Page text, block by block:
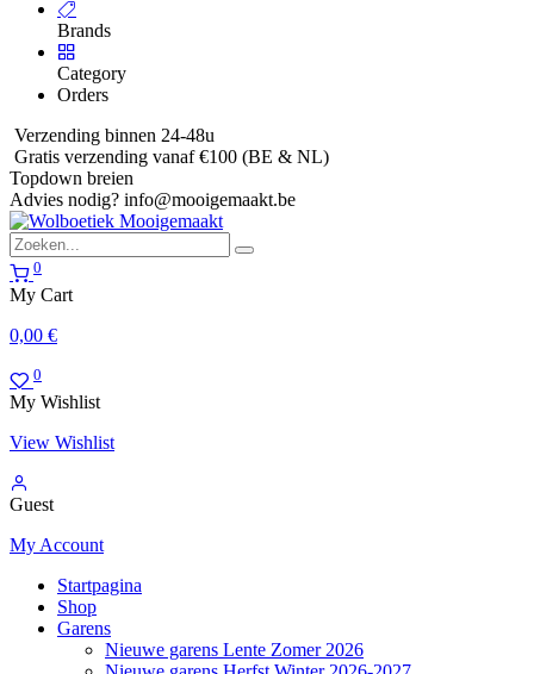
Brands
Category
Orders
Verzending binnen 24-48u
Gratis verzending vanaf €100 (BE & NL)
Topdown breien
Advies nodig? info@mooigemaakt.be
0
My Cart
0,00 €
0
My Wishlist
View Wishlist
Guest
My Account
Startpagina
Shop
Garens
Nieuwe garens Lente Zomer 2026